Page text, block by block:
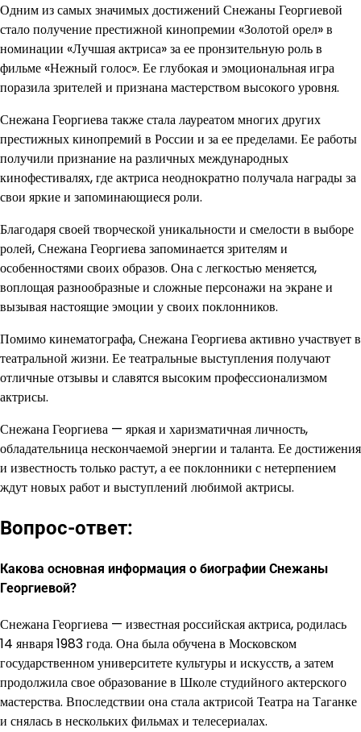
Одним из самых значимых достижений Снежаны Георгиевой
стало получение престижной кинопремии «Золотой орел» в
номинации «Лучшая актриса» за ее пронзительную роль в
фильме «Нежный голос». Ее глубокая и эмоциональная игра
поразила зрителей и признана мастерством высокого уровня.
Снежана Георгиева также стала лауреатом многих других
престижных кинопремий в России и за ее пределами. Ее работы
получили признание на различных международных
кинофестивалях, где актриса неоднократно получала награды за
свои яркие и запоминающиеся роли.
Благодаря своей творческой уникальности и смелости в выборе
ролей, Снежана Георгиева запоминается зрителям и
особенностями своих образов. Она с легкостью меняется,
воплощая разнообразные и сложные персонажи на экране и
вызывая настоящие эмоции у своих поклонников.
Помимо кинематографа, Снежана Георгиева активно участвует в
театральной жизни. Ее театральные выступления получают
отличные отзывы и славятся высоким профессионализмом
актрисы.
Снежана Георгиева — яркая и харизматичная личность,
обладательница нескончаемой энергии и таланта. Ее достижения
и известность только растут, а ее поклонники с нетерпением
ждут новых работ и выступлений любимой актрисы.
Вопрос-ответ:
Какова основная информация о биографии Снежаны
Георгиевой?
Снежана Георгиева — известная российская актриса, родилась
14 января 1983 года. Она была обучена в Московском
государственном университете культуры и искусств, а затем
продолжила свое образование в Школе студийного актерского
мастерства. Впоследствии она стала актрисой Театра на Таганке
и снялась в нескольких фильмах и телесериалах.